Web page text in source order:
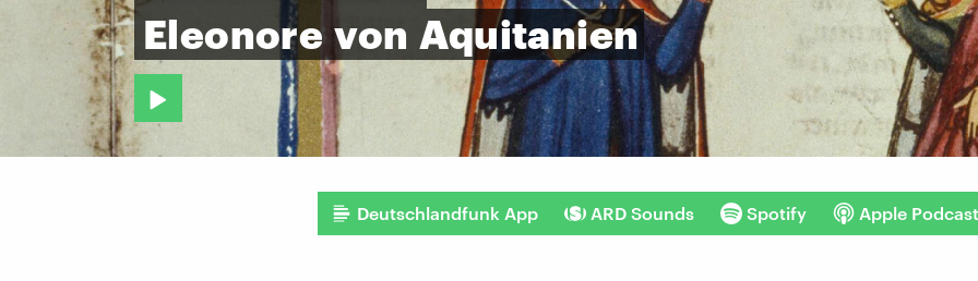
Eleonore von Aquitanien
Deutschlandfunk App ARD Sounds Spotify Apple